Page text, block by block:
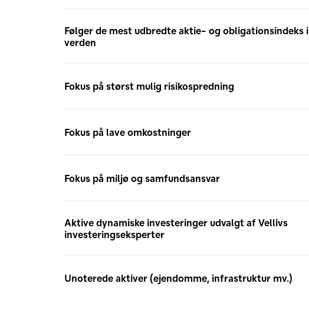
Følger de mest udbredte aktie- og obligationsindeks i
verden
Fokus på størst mulig risikospredning
Fokus på lave omkostninger
Fokus på miljø og samfundsansvar
Aktive dynamiske investeringer udvalgt af Vellivs
investeringseksperter
Unoterede aktiver (ejendomme, infrastruktur mv.)